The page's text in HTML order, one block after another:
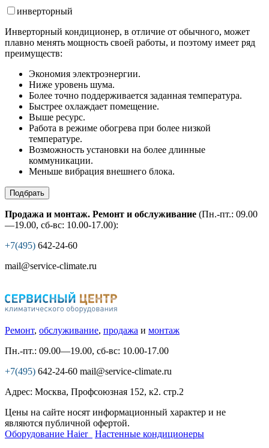
инверторный
Инверторный кондиционер, в отличие от обычного, может
плавно менять мощность своей работы, и поэтому имеет ряд
преимуществ:
Экономия электроэнергии.
Ниже уровень шума.
Более точно поддерживается заданная температура.
Быстрее охлаждает помещение.
Выше ресурс.
Работа в режиме обогрева при более низкой
температуре.
Возможность установки на более длинные
коммуникации.
Меньше вибрация внешнего блока.
Подбрать
Продажа и монтаж. Ремонт и обслуживание (Пн.-пт.: 09.00
—19.00, сб-вс: 10.00-17.00):
+7(495) 642-24-60
mail@service-climate.ru
Ремонт, обслуживание, продажа и монтаж
Пн.-пт.: 09.00—19.00, сб-вс: 10.00-17.00
+7(495) 642-24-60 mail@service-climate.ru
Адрес: Москва, Профсоюзная 152, к2. стр.2
Цены на сайте носят информационный характер и не
являются публичной офертой.
Оборудование Haier
Настенные кондиционеры